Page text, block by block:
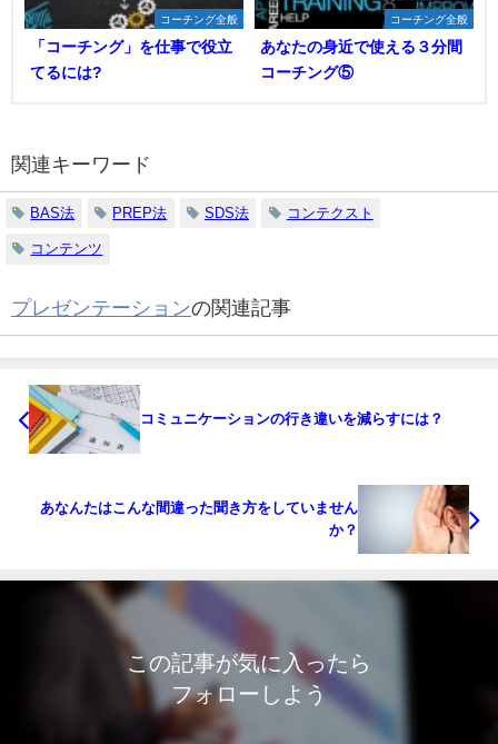
コーチング全般
「コーチング」を仕事で役立
てるには?
コーチング全般
あなたの身近で使える３分間
コーチング⑤
関連キーワード
BAS法 PREP法 SDS法 コンテクスト
コンテンツ
プレゼンテーションの関連記事
コミュニケーションの行き違いを減らすには？
あなんたはこんな間違った聞き方をしていません
か？
この記事が気に入ったら
フォローしよう